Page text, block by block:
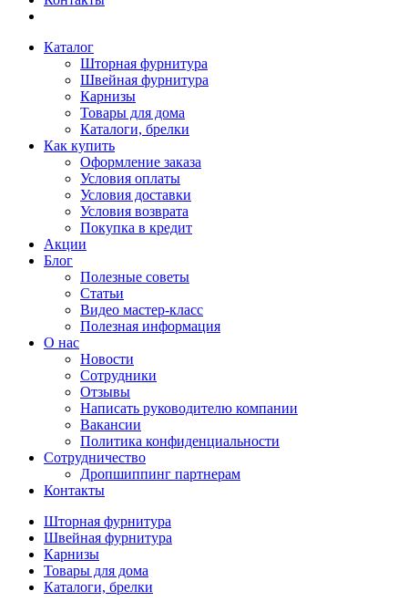
Каталог
Шторная фурнитура
Швейная фурнитура
Карнизы
Товары для дома
Каталоги, брелки
Как купить
Оформление заказа
Условия оплаты
Условия доставки
Условия возврата
Покупка в кредит
Акции
Блог
Полезные советы
Статьи
Видео мастер-класс
Полезная информация
О нас
Новости
Сотрудники
Отзывы
Написать руководителю компании
Вакансии
Политика конфиденциальности
Сотрудничество
Дропшиппинг партнерам
Контакты
Шторная фурнитура
Швейная фурнитура
Карнизы
Товары для дома
Каталоги, брелки